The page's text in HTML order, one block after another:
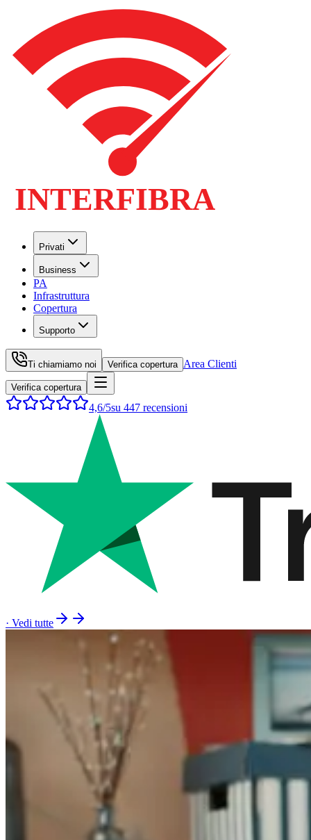
Privati
Business
PA
Infrastruttura
Copertura
Supporto
Ti chiamiamo noi Verifica copertura Area Clienti
Verifica copertura
4,6/5su 447 recensioni
· Vedi tutte